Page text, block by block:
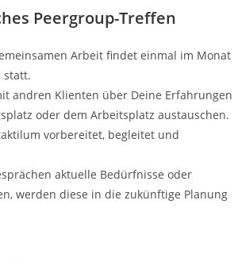
Peergroup-Treffen
Arbeit findet einmal im Monat
statt.
andren Klienten über Deine Erfahrungen
oder dem Arbeitsplatz austauschen.
vorbereitet, begleitet und
aktuelle Bedürfnisse oder
werden diese in die zukünftige Planung